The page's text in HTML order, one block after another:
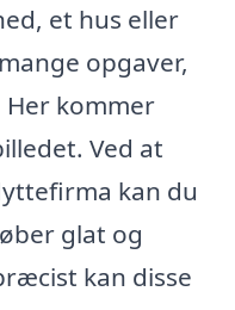
et hus eller
opgaver,
Her kommer
Ved at
kan du
glat og
kan disse